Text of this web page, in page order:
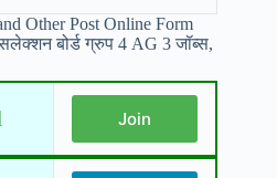
Other Post Online Form
बोर्ड ग्रुप 4 AG 3 जॉब्स,
Join